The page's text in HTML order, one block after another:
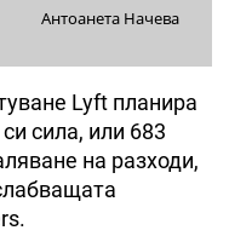
Антоанета Начева
Lyft планира
сила, или 683
на разходи,